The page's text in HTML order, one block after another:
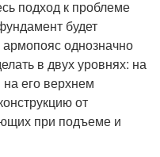
подход к проблеме
будет
однозначно
в двух уровнях: на
его верхнем
от
при подъеме и